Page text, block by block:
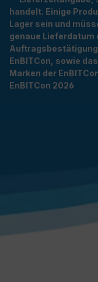
handelt. Einige
Lager sein und
genaue Lieferdatum
EnBITCon, sowie
Marken der
EnBITCon 2026